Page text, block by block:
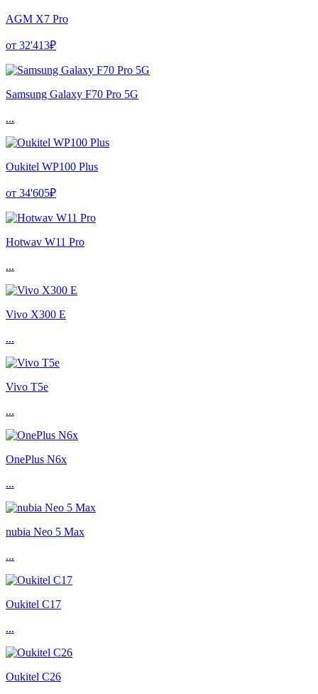
AGM X7 Pro
от 32'413₽
Samsung Galaxy F70 Pro 5G
...
Oukitel WP100 Plus
от 34'605₽
Hotwav W11 Pro
...
Vivo X300 E
...
Vivo T5e
...
OnePlus N6x
...
nubia Neo 5 Max
...
Oukitel C17
...
Oukitel C26